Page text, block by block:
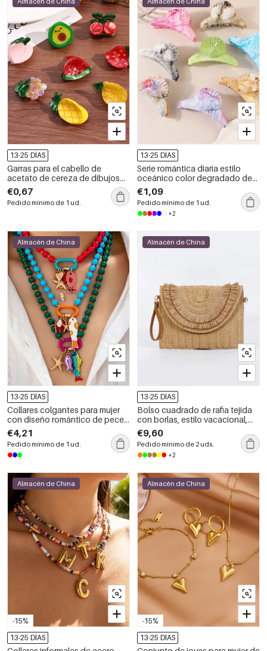
13-25 DÍAS
Garras para el cabello de
acetato de cereza de dibujos
animados de frutas simples y
lindas
€0,67
Pedido mínimo de 1 ud.
13-25 DÍAS
Serie romántica diaria estilo
oceánico color degradado de
concha garras para el cabello
€1,09
Pedido mínimo de 1 ud.
+2
Almacén de China
13-25 DÍAS
Collares colgantes para mujer
con diseño romántico de peces
y estrellas de mar, fabricados en
resina color oro champán.
€4,21
Pedido mínimo de 1 ud.
Almacén de China
13-25 DÍAS
Bolso cuadrado de rafia tejida
con borlas, estilo vacacional,
color liso.
€9,60
Pedido mínimo de 2 uds.
+2
-15%
Almacén de China
13-25 DÍAS
-15%
Almacén de China
13-25 DÍAS